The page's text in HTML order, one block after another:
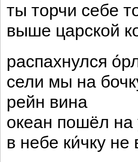
ты торчи себе
выше царской
распахнулся
сели мы на
рейн вина
океан пошёл на
в небе ки́чку не